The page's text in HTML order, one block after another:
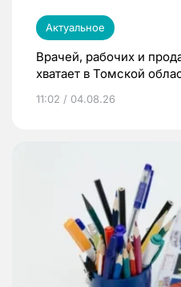
Актуальное
Врачей, рабочих и
хватает в Томской
11:02 / 04.08.26